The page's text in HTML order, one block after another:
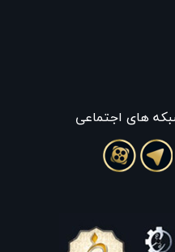
های اجتماعی